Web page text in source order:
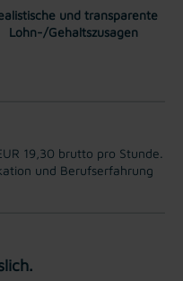
und transparente
Lohn-/Gehaltszusagen
19,30 brutto pro Stunde.
und Berufserfahrung